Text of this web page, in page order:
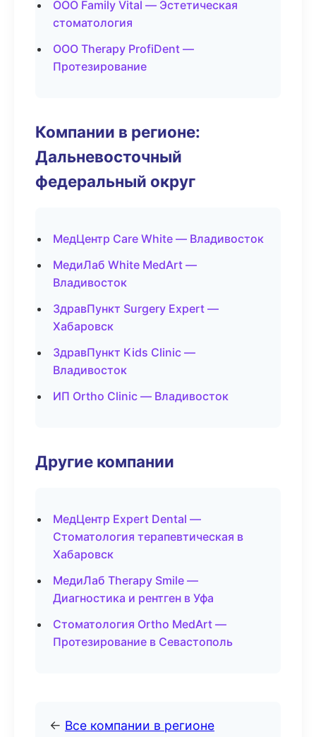
ООО Family Vital — Эстетическая
стоматология
ООО Therapy ProfiDent —
Протезирование
Компании в регионе:
Дальневосточный
федеральный округ
МедЦентр Care White — Владивосток
МедиЛаб White MedArt —
Владивосток
ЗдравПункт Surgery Expert —
Хабаровск
ЗдравПункт Kids Clinic —
Владивосток
ИП Ortho Clinic — Владивосток
Другие компании
МедЦентр Expert Dental —
Стоматология терапевтическая в
Хабаровск
МедиЛаб Therapy Smile —
Диагностика и рентген в Уфа
Стоматология Ortho MedArt —
Протезирование в Севастополь
← Все компании в регионе